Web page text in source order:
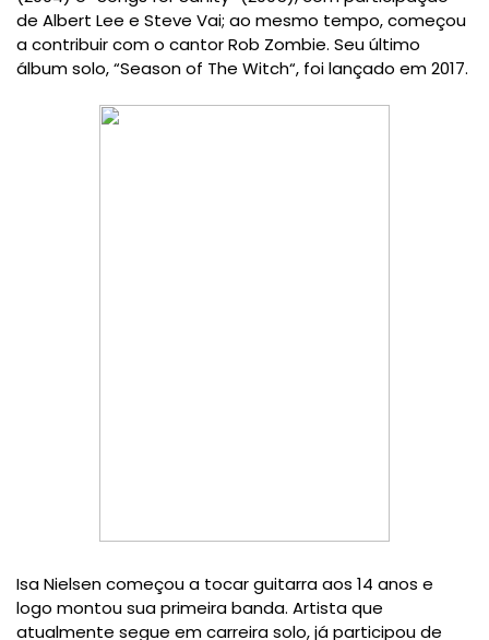
de Albert Lee e Steve Vai; ao mesmo tempo, começou
a contribuir com o cantor Rob Zombie. Seu último
álbum solo, “Season of The Witch“, foi lançado em 2017.
Isa Nielsen começou a tocar guitarra aos 14 anos e
logo montou sua primeira banda. Artista que
atualmente segue em carreira solo, já participou de